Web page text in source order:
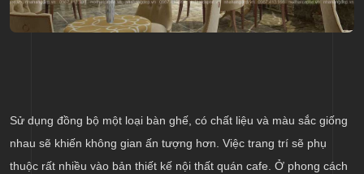
Sử dụng đồng bộ một loại bàn ghế, có chất liệu và màu sắc giống
nhau sẽ khiến không gian ấn tượng hơn. Việc trang trí sẽ phụ
thuộc rất nhiều vào bản thiết kế nội thất quán cafe. Ở phong cách